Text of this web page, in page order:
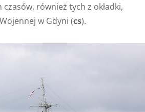
również tych z okładki,
w Gdyni (cs).